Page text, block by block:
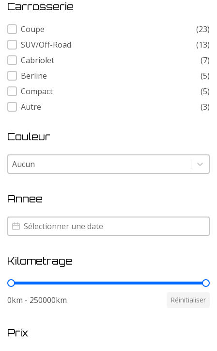
Carrosserie
Carrosserie
Coupe
(23)
SUV/Off-Road
(13)
Cabriolet
(7)
Berline
(5)
Compact
(5)
Autre
(3)
Couleur
Couleur
Couleur
Annee
Annee
Annee
Kilometrage
Kilometrage
0km - 250000km Réinitialiser
Prix